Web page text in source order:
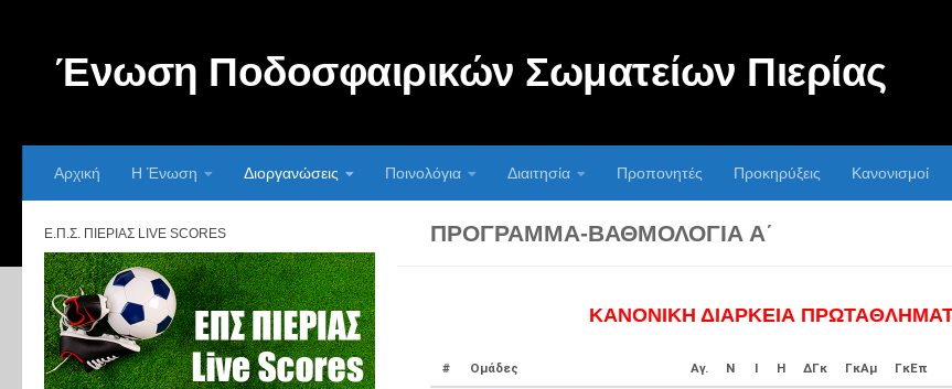
Ένωση Ποδοσφαιρικών Σωματείων Πιερίας
Αρχική Η Ένωση Διοργανώσεις Ποινολόγια Διαιτησία Προπονητές Προκηρύξεις Κανονισμοί
ΠΡΌΓΡΑΜΜΑ-ΒΑΘΜΟΛΟΓΊΑ Α΄
ΚΑΝΟΝΙΚΗ ΔΙΑΡΚΕΙΑ
# Ομάδες Αγ. Ν Ι Η ΔΓκ ΓκΑμ ΓκΕπ
Ε.Π.Σ. ΠΙΕΡΊΑΣ LIVE SCORES